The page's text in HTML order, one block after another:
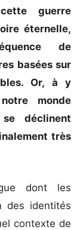
guerre
éternelle,
de
basées sur
Or, à y
monde
déclinent
très
dont les
des identités
contexte de